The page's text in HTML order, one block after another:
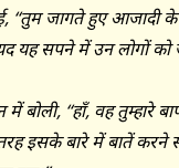
‘‘तुम जागते हुए आजादी
यह सपने में उन लोगों
बोली, ‘‘हाँ, वह तुम्हारे
तरह इसके बारे में बातें